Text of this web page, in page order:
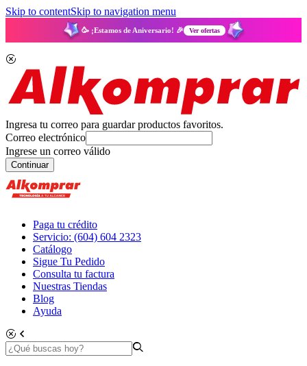
Skip to contentSkip to navigation menu
🥳 ¡Estamos de Aniversario! 🎉 Ver ofertas
Ingresa tu correo para guardar productos favoritos.
Correo electrónico
Ingrese un correo válido
Continuar
Paga tu crédito
Servicio: (604) 604 2323
Catálogo
Sigue Tu Pedido
Consulta tu factura
Nuestras Tiendas
Blog
Ayuda